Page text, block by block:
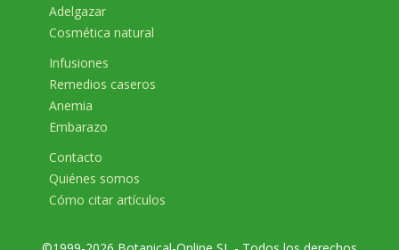
Adelgazar
Cosmética natural
Infusiones
Remedios caseros
Anemia
Embarazo
Contacto
Quiénes somos
Cómo citar artículos